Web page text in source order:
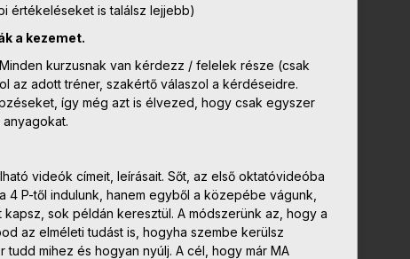
értékeléseket is találsz lejjebb)
a kezemet.
kurzusnak van kérdezz / felelek része (csak
az adott tréner, szakértő válaszol a kérdéseidre.
így még azt is élvezed, hogy csak egyszer
videók címeit, leírásait. Sőt, az első oktatóvideóba
P-től indulunk, hanem egyből a közepébe vágunk,
sok példán keresztül. A módszerünk az, hogy a
az elméleti tudást is, hogyha szembe kerülsz
mihez és hogyan nyúlj. A cél, hogy már MA